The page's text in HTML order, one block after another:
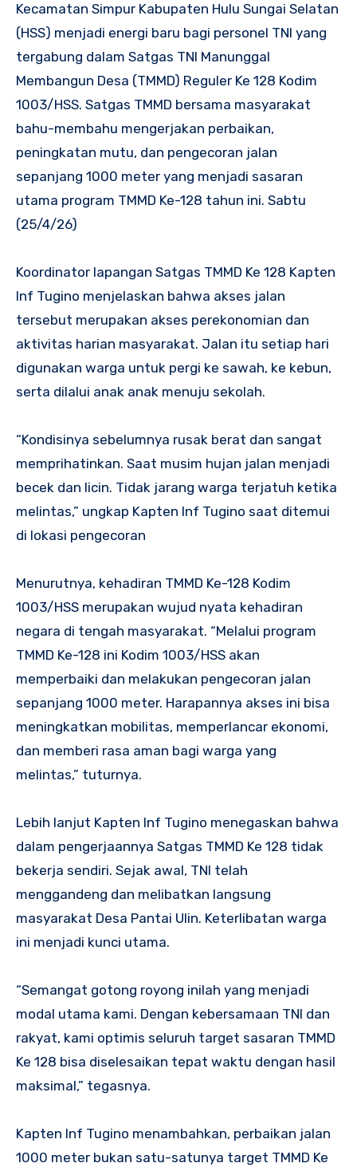
Kecamatan Simpur Kabupaten Hulu Sungai Selatan
(HSS) menjadi energi baru bagi personel TNI yang
tergabung dalam Satgas TNI Manunggal
Membangun Desa (TMMD) Reguler Ke 128 Kodim
1003/HSS. Satgas TMMD bersama masyarakat
bahu-membahu mengerjakan perbaikan,
peningkatan mutu, dan pengecoran jalan
sepanjang 1000 meter yang menjadi sasaran
utama program TMMD Ke-128 tahun ini. Sabtu
(25/4/26)
Koordinator lapangan Satgas TMMD Ke 128 Kapten
Inf Tugino menjelaskan bahwa akses jalan
tersebut merupakan akses perekonomian dan
aktivitas harian masyarakat. Jalan itu setiap hari
digunakan warga untuk pergi ke sawah, ke kebun,
serta dilalui anak anak menuju sekolah.
“Kondisinya sebelumnya rusak berat dan sangat
memprihatinkan. Saat musim hujan jalan menjadi
becek dan licin. Tidak jarang warga terjatuh ketika
melintas,” ungkap Kapten Inf Tugino saat ditemui
di lokasi pengecoran
Menurutnya, kehadiran TMMD Ke-128 Kodim
1003/HSS merupakan wujud nyata kehadiran
negara di tengah masyarakat. “Melalui program
TMMD Ke-128 ini Kodim 1003/HSS akan
memperbaiki dan melakukan pengecoran jalan
sepanjang 1000 meter. Harapannya akses ini bisa
meningkatkan mobilitas, memperlancar ekonomi,
dan memberi rasa aman bagi warga yang
melintas,” tuturnya.
Lebih lanjut Kapten Inf Tugino menegaskan bahwa
dalam pengerjaannya Satgas TMMD Ke 128 tidak
bekerja sendiri. Sejak awal, TNI telah
menggandeng dan melibatkan langsung
masyarakat Desa Pantai Ulin. Keterlibatan warga
ini menjadi kunci utama.
“Semangat gotong royong inilah yang menjadi
modal utama kami. Dengan kebersamaan TNI dan
rakyat, kami optimis seluruh target sasaran TMMD
Ke 128 bisa diselesaikan tepat waktu dengan hasil
maksimal,” tegasnya.
Kapten Inf Tugino menambahkan, perbaikan jalan
1000 meter bukan satu-satunya target TMMD Ke